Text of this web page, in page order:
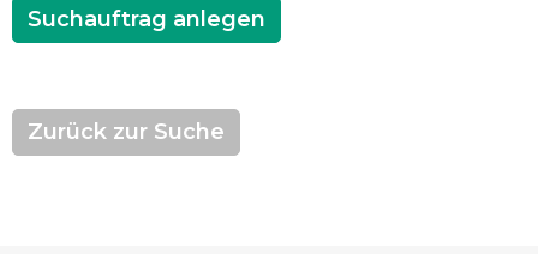
Suchauftrag anlegen
Zurück zur Suche